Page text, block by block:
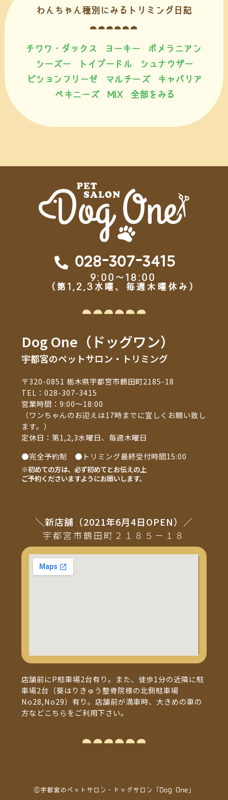
わんちゃん種別にみるトリミング日記
チワワ・ダックス ヨーキー
ポメラニアン
シーズー
トイプードル
シュナウザー
ビションフリーゼ
マルチーズ
キャバリア
ペキニーズ
MIX 全部をみる
028-307-3415
9:00～18:00
（第1,2,3水曜、毎週木曜休み）
Dog One（ドッグワン）
宇都宮のペットサロン・トリミング
〒320-0851 栃木県宇都宮市鶴田町2185-18
TEL：028-307-3415
営業時間：9:00～18:00
（ワンちゃんのお迎えは17時までに宜しくお願い致し
ます。）
定休日：第1,2,3水曜日、毎週木曜日
●完全予約制 ●トリミング最終受付時間15:00
※初めての方は、必ず初めてとお伝えの上
ご予約くださいますようにお願いします。
＼新店舗（2021年6月4日OPEN）／
宇都宮市鶴田町２１８５ー１８
店舗前にP駐車場2台有り。また、徒歩1分の近隣に駐
車場2台（葵はりきゅう整骨院様の北側駐車場
No28,No29）有り。店舗前が満車時、大きめの車の
方などこちらをご利用下さい。
ⓒ宇都宮のペットサロン・ドッグサロン「Dog One」